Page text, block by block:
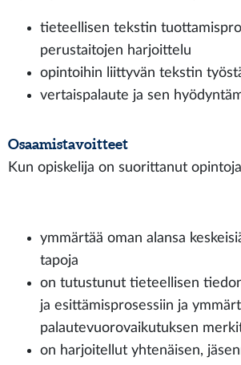
tieteellisen tekstin
perustaitojen harjoittelu
opintoihin liittyvän tekstin
vertaispalaute ja sen
Osaamistavoitteet
Kun opiskelija on suorittanut
ymmärtää oman alansa
tapoja
on tutustunut tieteellisen
ja esittämisprosessiin ja
palautevuorovaikutuksen
on harjoitellut yhtenäisen,